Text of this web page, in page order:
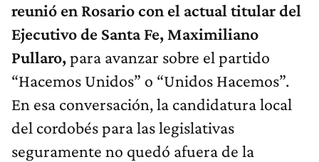
reunió en Rosario con el actual titular del
Ejecutivo de Santa Fe, Maximiliano
Pullaro,para avanzar sobre el partido
“Hacemos Unidos” o “Unidos Hacemos”.
En esa conversación, la candidatura local
del cordobés para las legislativas
seguramente no quedó afuera de la